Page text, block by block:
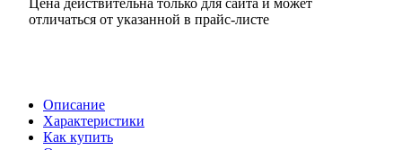
отличаться от указанной в прайс-листе
Описание
Характеристики
Как купить